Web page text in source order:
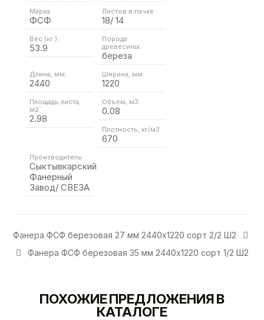
Марка:
ФСФ
Листов в пачке:
18/ 14
Вес (кг.):
53.9
Порода
древесины:
береза
Длина, мм:
2440
Ширина, мм:
1220
Площадь листа,
м2:
2.98
Объем, м3:
0.08
Плотность, кг/м3:
670
Производитель:
Сыктывкарский
Фанерный
Завод/ СВЕЗА
Фанера ФСФ березовая 27 мм 2440х1220 сорт 2/2 Ш2
Фанера ФСФ березовая 35 мм 2440х1220 сорт 1/2 Ш2
ПОХОЖИЕ ПРЕДЛОЖЕНИЯ В
КАТАЛОГЕ